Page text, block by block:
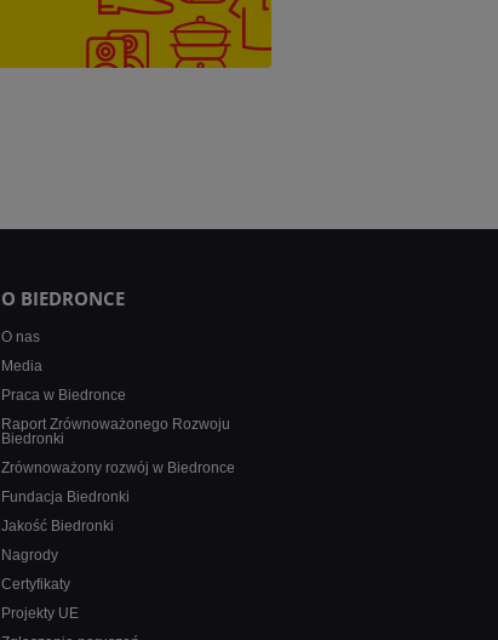
O BIEDRONCE
O nas
Media
Praca w Biedronce
Raport Zrównoważonego Rozwoju
Biedronki
Zrównoważony rozwój w Biedronce
Fundacja Biedronki
Jakość Biedronki
Nagrody
Certyfikaty
Projekty UE